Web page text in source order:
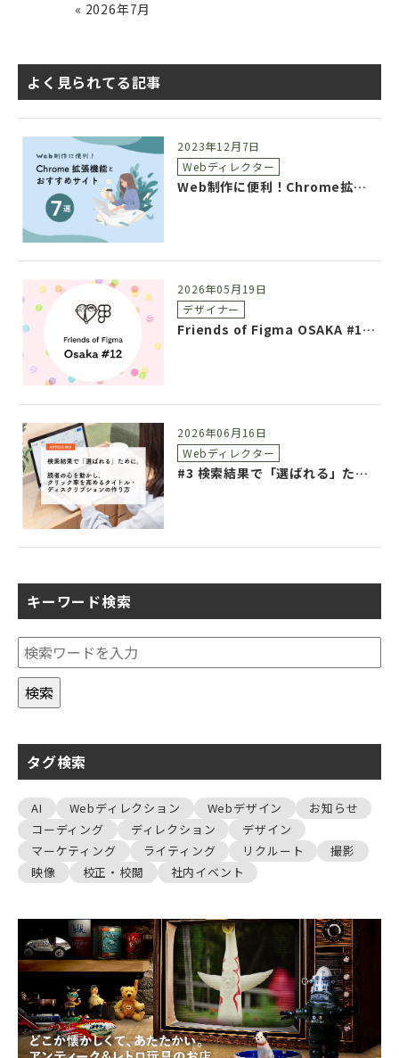
« 2026年7月
よく見られてる記事
2023年12月7日
Webディレクター
Web制作に便利！Chrome拡張機能とおすすめサイト7選
2026年05月19日
デザイナー
Friends of Figma OSAKA #12 参加レポート
2026年06月16日
Webディレクター
#3 検索結果で「選ばれる」ために。読者の心を動かし、クリック率を高めるタイトル・ディスクリプションの作り方
キーワード検索
タグ検索
AI Webディレクション Webデザイン
お知らせ
コーディング
ディレクション
デザイン
マーケティング
ライティング リクルート
撮影
映像
校正・校閲 社内イベント